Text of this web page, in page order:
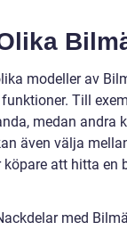
modeller av
Till
medan andra
även välja
att hitta en
med